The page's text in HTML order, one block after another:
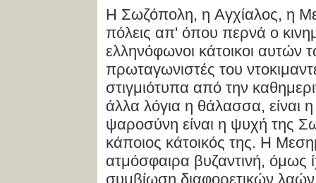
H Σωζόπολη, η Aγχίαλος, η
πόλεις απ' όπου περνά ο
ελληνόφωνοι κάτοικοι αυτών
πρωταγωνιστές του
στιγμιότυπα από την
άλλα λόγια η θάλασσα, είναι
ψαροσύνη είναι η ψυχή της
κάποιος κάτοικός της. H
ατμόσφαιρα βυζαντινή, όμως
συμβίωση διαφορετικών